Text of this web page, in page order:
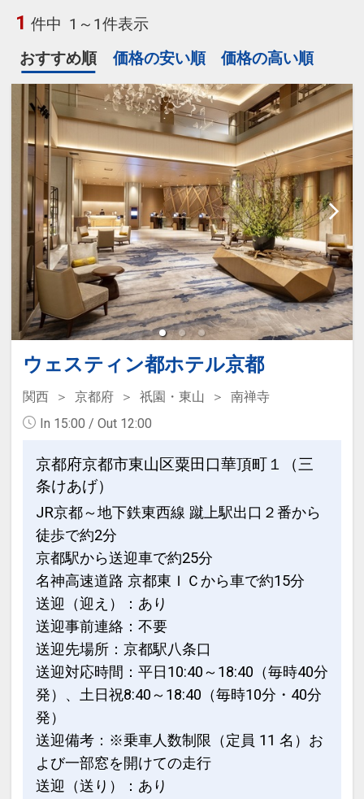
1 件中 1～1件表示
おすすめ順
価格の安い順 価格の高い順
ウェスティン都ホテル京都
関西 京都府 祇園・東山
南禅寺
In 15:00 / Out 12:00
京都府京都市東山区粟田口華頂町１（三
条けあげ）
JR京都～地下鉄東西線 蹴上駅出口２番から
徒歩で約2分
京都駅から送迎車で約25分
名神高速道路 京都東ＩＣから車で約15分
送迎（迎え）：あり
送迎事前連絡：不要
送迎先場所：京都駅八条口
送迎対応時間：平日10:40～18:40（毎時40分
発）、土日祝8:40～18:40（毎時10分・40分
発）
送迎備考：※乗車人数制限（定員 11 名）お
よび一部窓を開けての走行
送迎（送り）：あり